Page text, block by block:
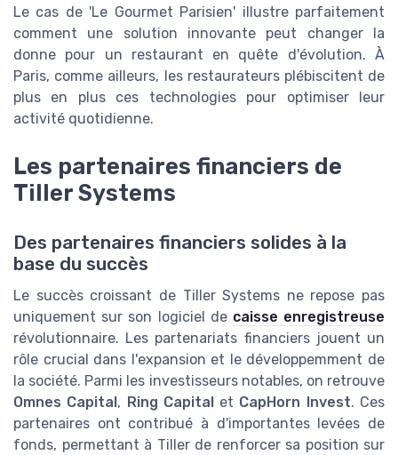
Le cas de 'Le Gourmet Parisien' illustre parfaitement
comment une solution innovante peut changer la
donne pour un restaurant en quête d'évolution. À
Paris, comme ailleurs, les restaurateurs plébiscitent de
plus en plus ces technologies pour optimiser leur
activité quotidienne.
Les partenaires financiers de
Tiller Systems
Des partenaires financiers solides à la
base du succès
Le succès croissant de Tiller Systems ne repose pas
uniquement sur son logiciel de caisse enregistreuse
révolutionnaire. Les partenariats financiers jouent un
rôle crucial dans l'expansion et le développemment de
la société. Parmi les investisseurs notables, on retrouve
Omnes Capital, Ring Capitalet CapHorn Invest. Ces
partenaires ont contribué à d'importantes levées de
fonds, permettant à Tiller de renforcer sa position sur